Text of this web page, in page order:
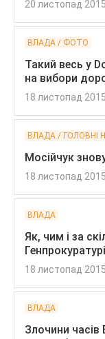
20 листопад 2015
ВЛАДА / ФОТО
Такий весь у
на вибори
18 листопад 2015
ВЛАДА / ГОЛОВНІ
Мосійчук
18 листопад 2015
ВЛАДА
Як, чим і за
18 листопад 2015
ВЛАДА
Злочини